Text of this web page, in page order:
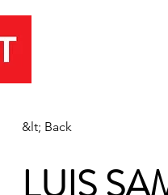
&lt; Back